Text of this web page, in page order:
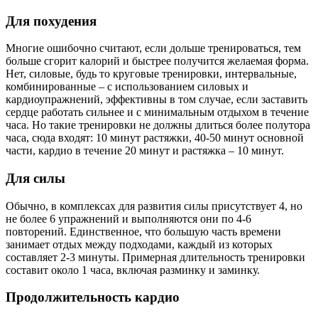
Для похудения
Многие ошибочно считают, если дольше тренироваться, тем
больше сгорит калорий и быстрее получится желаемая форма.
Нет, силовые, будь то круговые тренировки, интервальные,
комбинированные – с использованием силовых и
кардиоупражнений, эффективны в том случае, если заставить
сердце работать сильнее и с минимальным отдыхом в течение
часа. Но такие тренировки не должны длиться более полутора
часа, сюда входят: 10 минут растяжки, 40-50 минут основной
части, кардио в течение 20 минут и растяжка – 10 минут.
Для силы
Обычно, в комплексах для развития силы присутствует 4, но
не более 6 упражнений и выполняются они по 4-6
повторений. Единственное, что большую часть времени
занимает отдых между подходами, каждый из которых
составляет 2-3 минуты. Примерная длительность тренировки
составит около 1 часа, включая разминку и заминку.
Продолжительность кардио